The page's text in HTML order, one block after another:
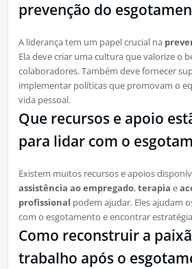
prevenção do
A liderança tem um papel crucial na
Ela deve criar uma cultura que valorize o
colaboradores. Também deve fornecer
implementar políticas que promovam o
vida pessoal.
Que recursos e apoio
para lidar com o
Existem muitos recursos e apoios
assistência ao empregado,terapia e
profissional podem ajudar. Eles ajudam
com o esgotamento e encontrar
Como reconstruir a
trabalho após o